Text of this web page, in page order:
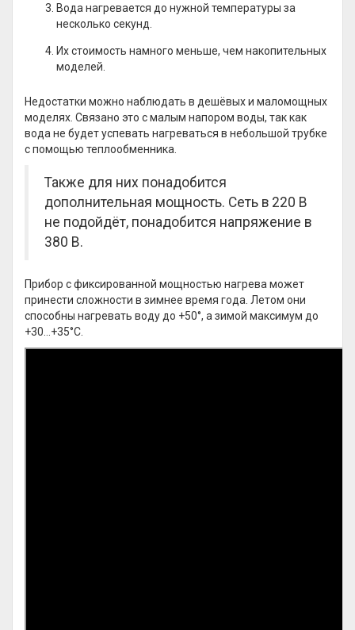
Вода нагревается до нужной температуры за
несколько секунд.
Их стоимость намного меньше, чем накопительных
моделей.
Недостатки можно наблюдать в дешёвых и маломощных
моделях. Связано это с малым напором воды, так как
вода не будет успевать нагреваться в небольшой трубке
с помощью теплообменника.
Также для них понадобится
дополнительная мощность. Сеть в 220 В
не подойдёт, понадобится напряжение в
380 В.
Прибор с фиксированной мощностью нагрева может
принести сложности в зимнее время года. Летом они
способны нагревать воду до +50°, а зимой максимум до
+30…+35°С.